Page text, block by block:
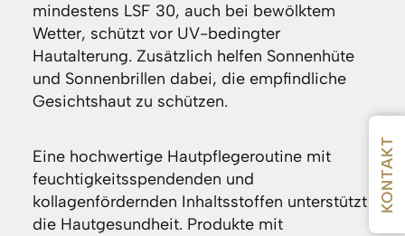
mindestens LSF 30, auch bei bewölktem
Wetter, schützt vor UV-bedingter
Hautalterung. Zusätzlich helfen Sonnenhüte
und Sonnenbrillen dabei, die empfindliche
Gesichtshaut zu schützen.
Eine hochwertige Hautpflegeroutine mit
feuchtigkeitsspendenden und
kollagenfördernden Inhaltsstoffen unterstützt
die Hautgesundheit. Produkte mit
KONTAKT